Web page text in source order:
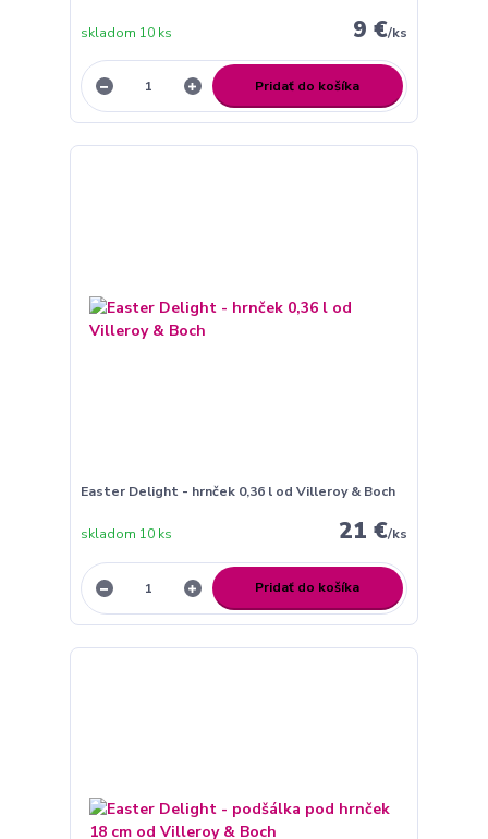
9 €/ks
skladom 10 ks
Pridať do košíka
Easter Delight - hrnček 0,36 l od Villeroy & Boch
21 €/ks
skladom 10 ks
Pridať do košíka